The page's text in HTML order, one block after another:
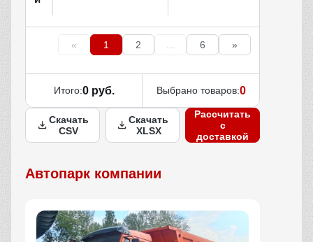
« 1 2 ... 6 »
Итого:0 руб. Выбрано товаров:0
Скачать
CSV
Скачать
XLSX
Рассчитать
с
доставкой
Автопарк компании